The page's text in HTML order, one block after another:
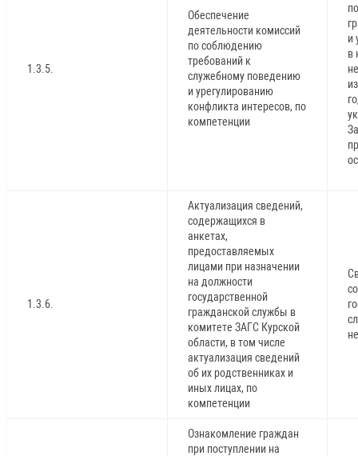
1.3.5.
Обеспечение
деятельности комиссий
по соблюдению
требований к
служебному поведению
и урегулированию
конфликта интересов, по
компетенции
и
в
1.3.6.
Актуализация сведений,
содержащихся в
анкетах,
предоставляемых
лицами при назначении
на должности
государственной
гражданской службы в
комитете ЗАГС Курской
области, в том числе
актуализация сведений
об их родственниках и
иных лицах, по
компетенции
Ознакомление граждан
при поступлении на